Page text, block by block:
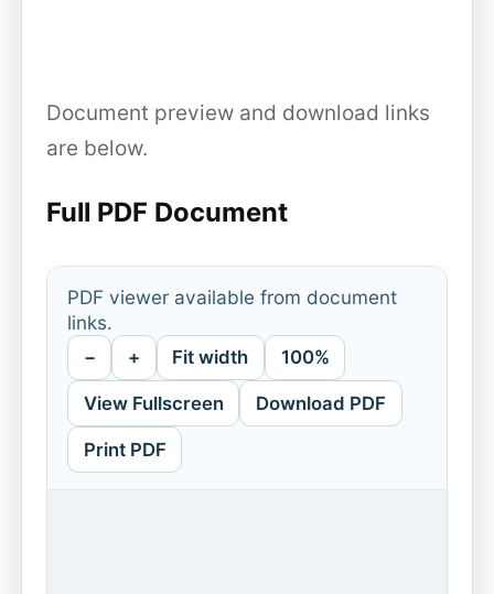
Document preview and download links
are below.
Full PDF Document
PDF viewer available from document
links.
− + Fit width 100%
View Fullscreen Download PDF
Print PDF